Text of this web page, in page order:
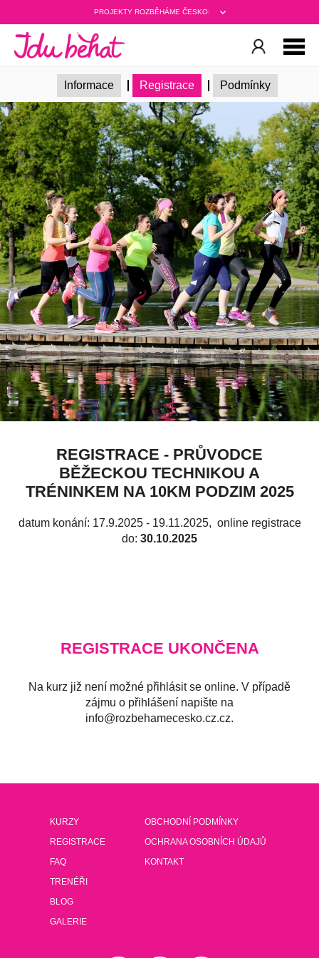
PROJEKTY ROZBĚHÁME ČESKO:
Informace Registrace Podmínky
REGISTRACE - PRŮVODCE
BĚŽECKOU TECHNIKOU A
TRÉNINKEM NA 10KM PODZIM 2025
datum konání: 17.9.2025 - 19.11.2025, online registrace
do: 30.10.2025
REGISTRACE UKONČENA
Na kurz již není možné přihlásit se online. V případě
zájmu o přihlášení napište na
.zc.zc.oksecemahebzor@ofni
KURZY
REGISTRACE
FAQ
TRENÉŘI
BLOG
GALERIE
OBCHODNÍ PODMÍNKY
OCHRANA OSOBNÍCH ÚDAJŮ
KONTAKT